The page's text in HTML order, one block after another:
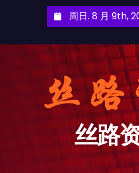
周日. 8 月 9th,
丝路